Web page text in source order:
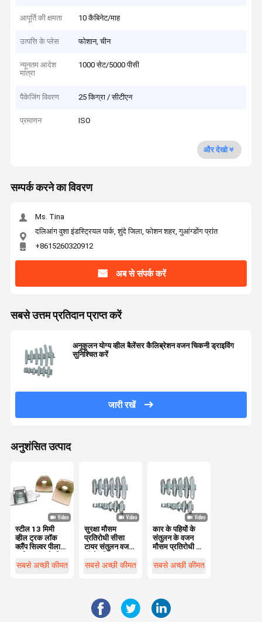
आपूर्ति की क्षमता 10 कैबिनेट/माह
उत्पत्ति के प्लेस फोशान, चीन
न्यूनतम आदेश
मात्रा
1000 सेट/5000 पीसी
पैकेजिंग विवरण 25 किग्रा / सीटीएन
प्रमाणन ISO
और देखो
सम्पर्क करने का विवरण
Ms. Tina
दलिआंग वुशा इंडस्ट्रियल पार्क, शुंदे जिला, फोशन शहर, गुआंग्डोंग प्रांत
+8615260320912
अब से संपर्क करें
सबसे उत्तम प्रतिदान प्राप्त करें
अनुकूलन योग्य व्हील बैलेंसर कैलिब्रेशन वजन चिकनी ड्राइविंग
सुनिश्चित करें
जारी रखें
अनुशंसित उत्पाद
स्टील 13 मिमी
व्हील ट्रक लॉक
क्लैंप सिल्वर पीला
सबसे अच्छी कीमत
सुरक्षा मौसम
प्रतिरोधी सीसा
टायर संतुलन वजन
सबसे अच्छी कीमत
कार के पहियों के
संतुलन के वजन
मौसम प्रतिरोधी के
स्थापना
सबसे अच्छी कीमत